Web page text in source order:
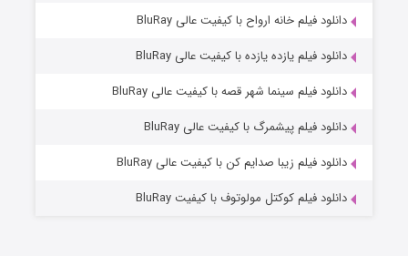
دانلود فیلم خانه ارواح با کیفیت عالی BluRay
دانلود فیلم یازده یازده با کیفیت عالی BluRay
دانلود فیلم سینما شهر قصه با کیفیت عالی BluRay
دانلود فیلم پیشمرگ با کیفیت عالی BluRay
دانلود فیلم زیبا صدایم کن با کیفیت عالی BluRay
دانلود فیلم کوکتل مولوتوف با کیفیت BluRay